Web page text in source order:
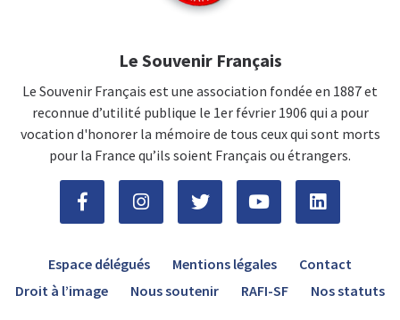
Le Souvenir Français
Le Souvenir Français est une association fondée en 1887 et
reconnue d’utilité publique le 1er février 1906 qui a pour
vocation d'honorer la mémoire de tous ceux qui sont morts
pour la France qu’ils soient Français ou étrangers.
Espace délégués Mentions légales
Contact
Droit à l’image
Nous soutenir RAFI-SF Nos statuts